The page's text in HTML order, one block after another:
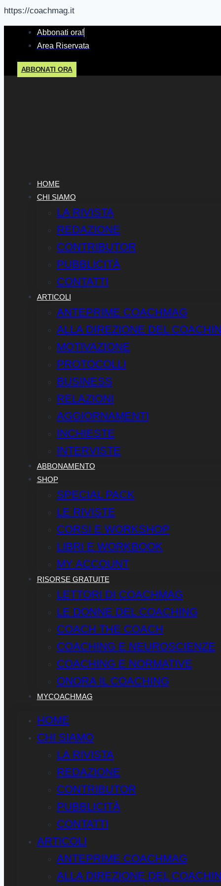
https://coachmag.it
Salta
contenuto
Abbonati ora!
Area Riservata
ABBONATI ORA
HOME
CHI SIAMO
LA RIVISTA
REDAZIONE
CONTRIBUTOR
PUBBLICITÀ
CONTATTI
ARTICOLI
ANTEPRIME COACHMAG
ALLA DIREZIONE DEL
MOTIVAZIONE
PROTOCOLLI
BUSINESS
RELAZIONI
AGGIORNAMENTI
INCHIESTE
INTERVISTE
ABBONAMENTO
SHOP
SPECIAL PACK
LE RIVISTE
CORSI E WORKSHOP
LIBRI E WORKBOOK
MY ACCOUNT
RISORSE GRATUITE
LETTORI DI COACHMAG
LE DONNE DEL COACHING
COACH THE COACH
COACHING E NEUROSCIENZE
COACHING E NORMATIVE
ONORA IL COACHING
MYCOACHMAG
HOME
CHI SIAMO
LA RIVISTA
REDAZIONE
CONTRIBUTOR
PUBBLICITÀ
CONTATTI
ARTICOLI
ANTEPRIME COACHMAG
ALLA DIREZIONE DEL